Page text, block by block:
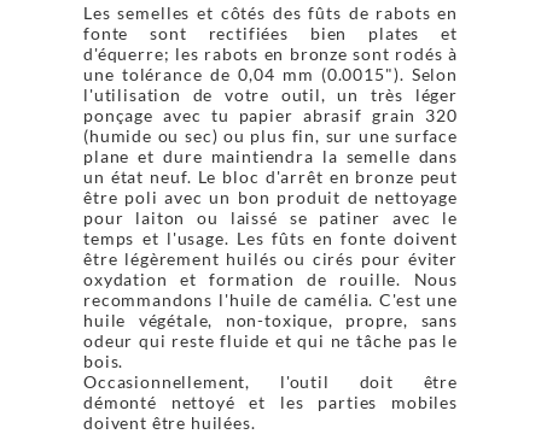
Les semelles et côtés des fûts de rabots en
fonte sont rectifiées bien plates et
d'équerre; les rabots en bronze sont rodés à
une tolérance de 0,04 mm (0.0015"). Selon
l'utilisation de votre outil, un très léger
ponçage avec tu papier abrasif grain 320
(humide ou sec) ou plus fin, sur une surface
plane et dure maintiendra la semelle dans
un état neuf. Le bloc d'arrêt en bronze peut
être poli avec un bon produit de nettoyage
pour laiton ou laissé se patiner avec le
temps et l'usage. Les fûts en fonte doivent
être légèrement huilés ou cirés pour éviter
oxydation et formation de rouille. Nous
recommandons l'huile de camélia. C'est une
huile végétale, non-toxique, propre, sans
odeur qui reste fluide et qui ne tâche pas le
bois.
Occasionnellement, l'outil doit être
démonté nettoyé et les parties mobiles
doivent être huilées.